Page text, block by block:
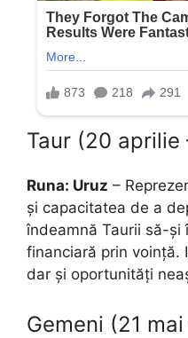
Taur (20 aprilie
Runa: Uruz –
și capacitatea de a
îndeamnă Taurii să-și
financiară prin voință.
dar și oportunități
Gemeni (21